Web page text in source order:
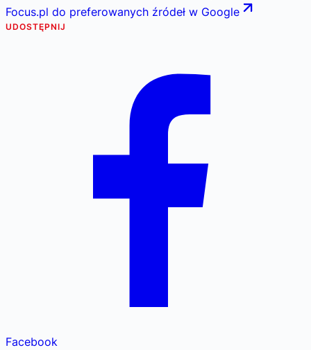
Focus.pl do preferowanych źródeł w Google
UDOSTĘPNIJ
Facebook